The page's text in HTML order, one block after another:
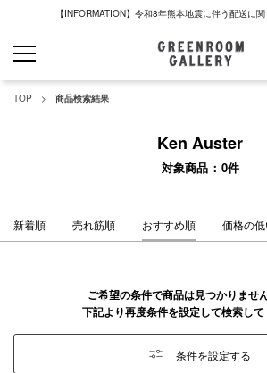
【INFORMATION】令和8年熊本地震に伴う配送に
TOP 商品検索結果
Ken Auster
対象商品 0件
新着順 売れ筋順 おすすめ順 価格の
ご希望の条件で商品は見つかりませ
下記より再度条件を設定して検索して
条件を設定する